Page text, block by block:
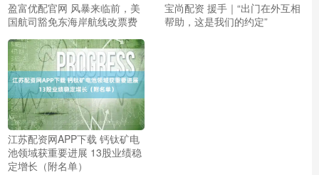
盈富优配官网 风暴来临前，美
国航司豁免东海岸航线改票费
宝尚配资 援手｜“出门在外互相
帮助，这是我们的约定”
江苏配资网APP下载 钙钛矿电
池领域获重要进展 13股业绩稳
定增长（附名单）